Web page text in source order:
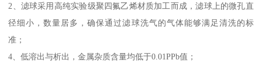
2、滤球采用高纯实验级聚四氟乙烯材质加工而成，滤球上的微孔直
径细小，数量居多，确保通过滤球洗气的气体能够满足清洗的标
准；
4、低溶出与析出，金属杂质含量均低于0.01PPb值；